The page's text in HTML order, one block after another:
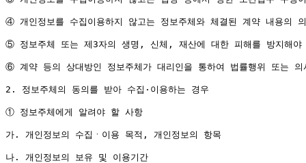
④ 개인정보를 수집이용하지 않고는 정보주체와 체결된 계약 내용의
⑤ 정보주체 또는 제3자의 생명, 신체, 재산에 대한 피해를 방지해
⑥ 계약 등의 상대방인 정보주체가 대리인을 통하여 법률행위 또는
2. 정보주체의 동의를 받아 수집·이용하는 경우
① 정보주체에게 알려야 할 사항
가. 개인정보의 수집ㆍ이용 목적, 개인정보의 항목
나. 개인정보의 보유 및 이용기간